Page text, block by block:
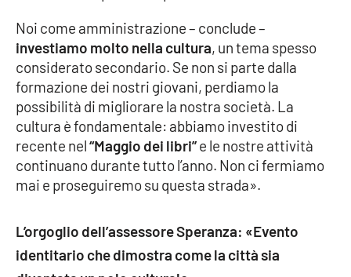
Lactv.it
Laconair.it
Lacitymag.it
Lacapitalenews.it
Cosenzachannel.it
Noi come amministrazione – conclude –
investiamo molto nella cultura, un tema spesso
considerato secondario. Se non si parte dalla
formazione dei nostri giovani, perdiamo la
possibilità di migliorare la nostra società. La
cultura è fondamentale: abbiamo investito di
recente nel“Maggio dei libri”e le nostre attività
continuano durante tutto l’anno. Non ci fermiamo
mai e proseguiremo su questa strada».
L’orgoglio dell’assessore Speranza: «Evento
identitario che dimostra come la città sia